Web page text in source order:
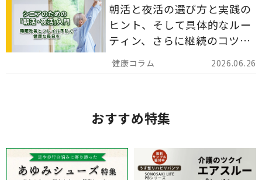
2026.06.26
朝活と夜活の選び方と実践の
ヒント、そして具体的なルー
ティン、さらに継続のコツま
でを詳しくご紹介します。
おすすめ特集